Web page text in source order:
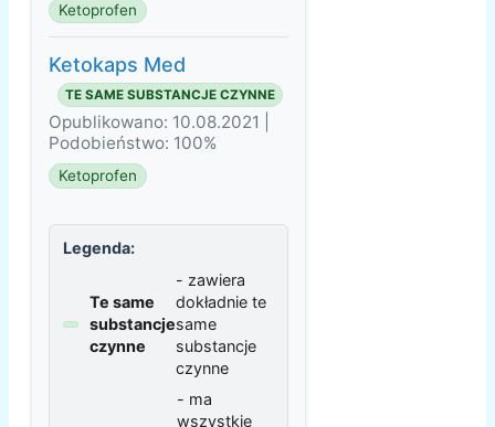
Ketoprofen
Ketokaps Med
TE SAME SUBSTANCJE CZYNNE
Opublikowano: 10.08.2021 |
Podobieństwo: 100%
Ketoprofen
Legenda:
Te same
substancje
czynne
- zawiera
dokładnie te
same
substancje
czynne
- ma
wszystkie